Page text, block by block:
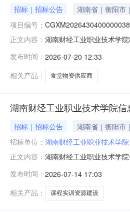
招标｜招标公告 湖南省｜衡阳市
项目编号： CGXM2026430400000038
正文内容： 湖南财经工业职业技术学
应商招标采购项目采购项
件。一
发布时间： 2026-07-20 12:33
相关产品：
食堂物资供应商
湖南财经工业职业技术学院
招标｜招标公告 湖南省｜衡阳市
招标单位： 湖南财经工业职业技术学院
正文内容： 湖南财经工业职业技术学
发布时间： 2026-07-14 17:03
相关产品：
课程实训资源建设